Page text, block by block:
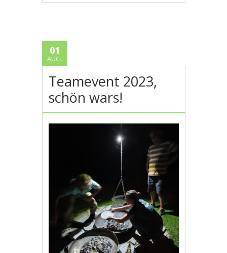
01
AUG.
Teamevent 2023,
schön wars!